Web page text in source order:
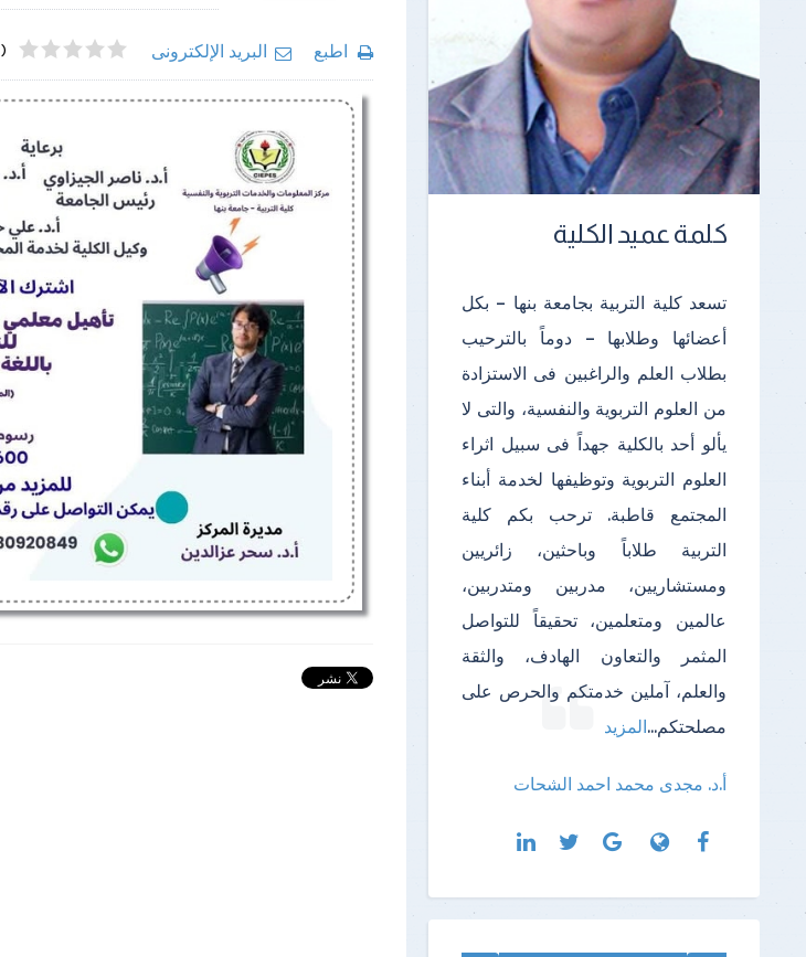
اطبع البريد الإلكترونى (0 تصويتات)
كلمة عميد الكلية
تسعد كلية التربية بجامعة بنها – بكل
أعضائها وطلابها – دوماً بالترحيب
بطلاب العلم والراغبين فى الاستزادة
من العلوم التربوية والنفسية، والتى لا
يألو أحد بالكلية جهداً فى سبيل اثراء
العلوم التربوية وتوظيفها لخدمة أبناء
المجتمع قاطبة. ترحب بكم كلية
التربية طلاباً وباحثين، زائريين
ومستشاريين، مدربين ومتدربين،
عالمين ومتعلمين، تحقيقاً للتواصل
المثمر والتعاون الهادف، والثقة
والعلم، آملين خدمتكم والحرص على
مصلحتكم...المزيد
أ.د. مجدى محمد احمد الشحات